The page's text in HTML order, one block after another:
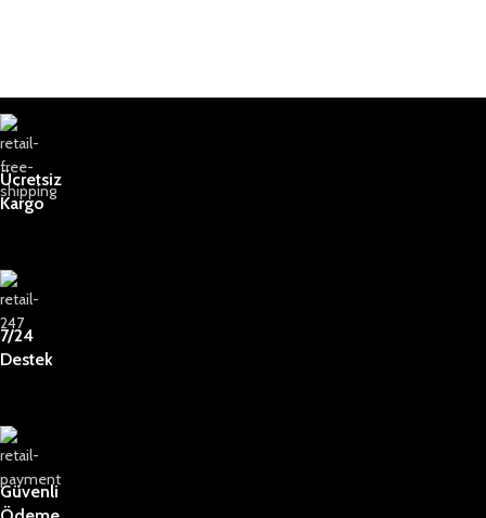
Ücretsiz
Kargo
7/24
Destek
Güvenli